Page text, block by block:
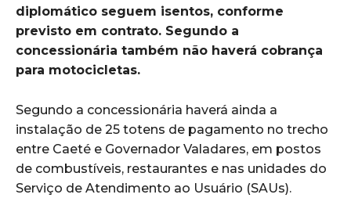
diplomático seguem isentos, conforme
previsto em contrato. Segundo a
concessionária também não haverá cobrança
para motocicletas.
Segundo a concessionária haverá ainda a
instalação de 25 totens de pagamento no trecho
entre Caeté e Governador Valadares, em postos
de combustíveis, restaurantes e nas unidades do
Serviço de Atendimento ao Usuário (SAUs).